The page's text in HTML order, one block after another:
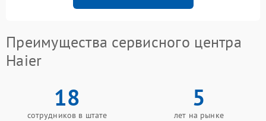
Преимущества сервисного центра
Haier
18
сотрудников в штате
5
лет на рынке